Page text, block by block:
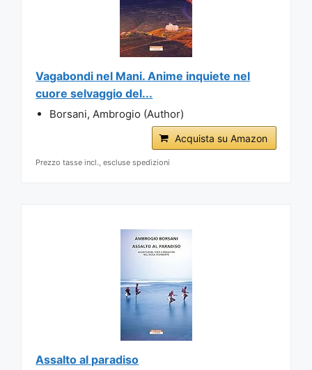
Vagabondi nel Mani. Anime inquiete nel
cuore selvaggio del...
Borsani, Ambrogio (Author)
Acquista su Amazon
Prezzo tasse incl., escluse spedizioni
Assalto al paradiso